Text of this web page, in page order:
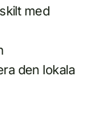
med
den lokala